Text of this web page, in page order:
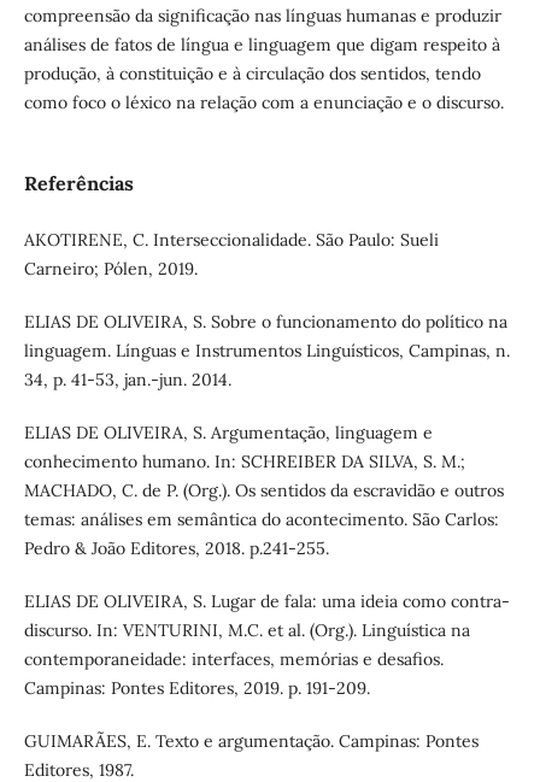
compreensão da significação nas línguas humanas e produzir
análises de fatos de língua e linguagem que digam respeito à
produção, à constituição e à circulação dos sentidos, tendo
como foco o léxico na relação com a enunciação e o discurso.
Referências
AKOTIRENE, C. Interseccionalidade. São Paulo: Sueli
Carneiro; Pólen, 2019.
ELIAS DE OLIVEIRA, S. Sobre o funcionamento do político na
linguagem. Línguas e Instrumentos Linguísticos, Campinas, n.
34, p. 41-53, jan.-jun. 2014.
ELIAS DE OLIVEIRA, S. Argumentação, linguagem e
conhecimento humano. In: SCHREIBER DA SILVA, S. M.;
MACHADO, C. de P. (Org.). Os sentidos da escravidão e outros
temas: análises em semântica do acontecimento. São Carlos:
Pedro & João Editores, 2018. p.241-255.
ELIAS DE OLIVEIRA, S. Lugar de fala: uma ideia como contra-
discurso. In: VENTURINI, M.C. et al. (Org.). Linguística na
contemporaneidade: interfaces, memórias e desafios.
Campinas: Pontes Editores, 2019. p. 191-209.
GUIMARÃES, E. Texto e argumentação. Campinas: Pontes
Editores, 1987.